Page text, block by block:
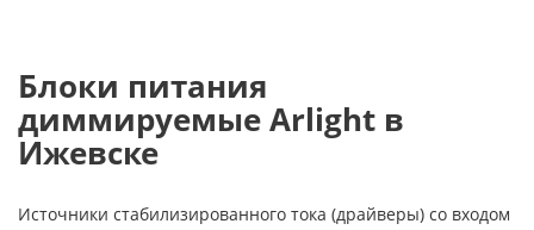
Блоки питания
диммируемые Arlight в
Ижевске
Источники стабилизированного тока (драйверы) со входом